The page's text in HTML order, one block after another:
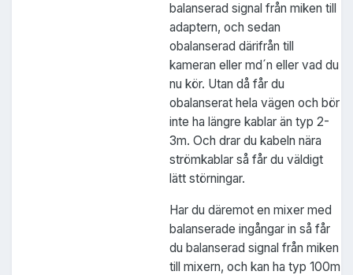
balanserad signal från miken till
adaptern, och sedan
obalanserad därifrån till
kameran eller md´n eller vad du
nu kör. Utan då får du
obalanserat hela vägen och bör
inte ha längre kablar än typ 2-
3m. Och drar du kabeln nära
strömkablar så får du väldigt
lätt störningar.
Har du däremot en mixer med
balanserade ingångar in så får
du balanserad signal från miken
till mixern, och kan ha typ 100m